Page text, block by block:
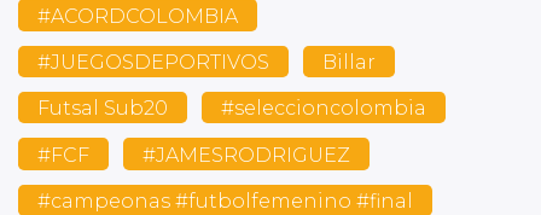
#ACORDCOLOMBIA
#JUEGOSDEPORTIVOS Billar
Futsal Sub20 #seleccioncolombia
#FCF #JAMESRODRIGUEZ
#campeonas #futbolfemenino #final